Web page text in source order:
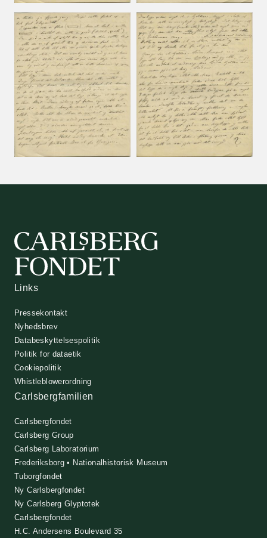
Links
Pressekontakt
Nyhedsbrev
Databeskyttelsespolitik
Politik for dataetik
Cookiepolitik
Whistleblowerordning
Carlsbergfamilien
Carlsbergfondet
Carlsberg Group
Carlsberg Laboratorium
Frederiksborg • Nationalhistorisk Museum
Tuborgfondet
Ny Carlsbergfondet
Ny Carlsberg Glyptotek
Carlsbergfondet
H.C. Andersens Boulevard 35